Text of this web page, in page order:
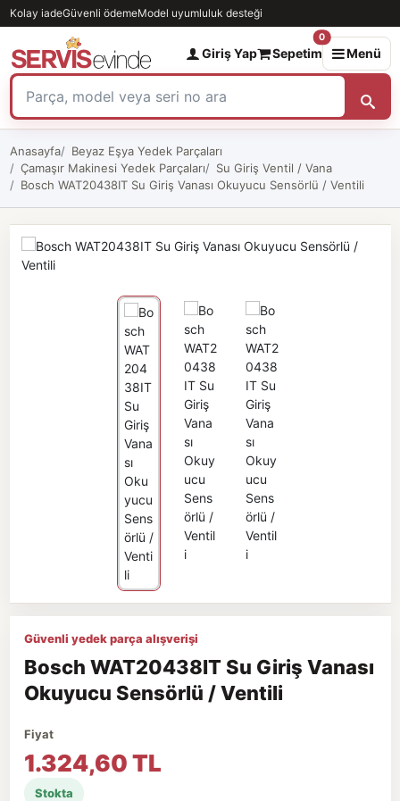
Kolay iadeGüvenli ödemeModel uyumluluk desteği
Giriş Yap Sepetim
0
Menü
Anasayfa
Beyaz Eşya Yedek Parçaları
Çamaşır Makinesi Yedek Parçaları
Su Giriş Ventil / Vana
Bosch WAT20438IT Su Giriş Vanası Okuyucu Sensörlü / Ventili
Güvenli yedek parça alışverişi
Bosch WAT20438IT Su Giriş Vanası
Okuyucu Sensörlü / Ventili
Fiyat
1.324,60 TL
Stokta